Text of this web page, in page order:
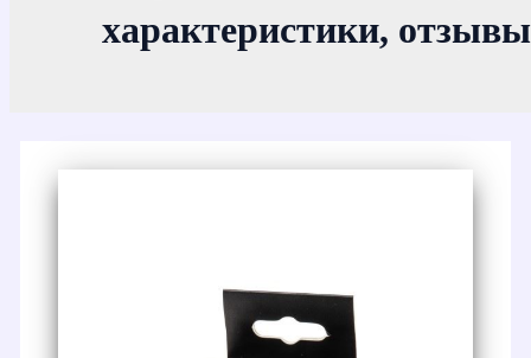
характеристики,